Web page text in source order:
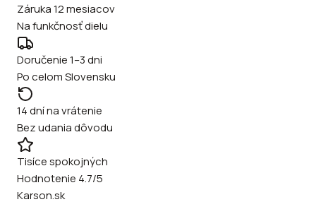
Záruka 12 mesiacov
Na funkčnosť dielu
Doručenie 1–3 dni
Po celom Slovensku
14 dní na vrátenie
Bez udania dôvodu
Tisíce spokojných
Hodnotenie 4.7/5
Karson.sk